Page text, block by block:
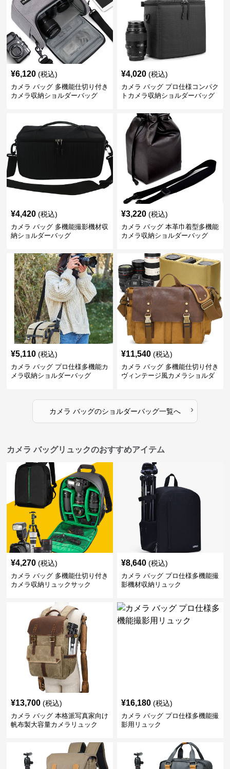
¥6,120 (税込)
カメラ バッグ 多機能仕切り付き
カメラ収納ショルダーバッグ
¥4,020 (税込)
カメラ バッグ プロ仕様コンパク
トカメラ収納ショルダーバッグ
¥4,420 (税込)
カメラ バッグ 多機能撮影機材収
納ショルダーバッグ
¥3,220 (税込)
カメラ バッグ 本革巾着型多機能
カメラ収納ショルダーバッグ
¥5,110 (税込)
カメラ バッグ プロ仕様多機能カ
メラ収納ショルダーバッグ
¥11,540 (税込)
カメラ バッグ 多機能仕切り付き
ヴィンテージ風カメラショルダ
カメラ バッグのショルダーバッグ一覧へ ›
カメラ バッグリュックのおすすめアイテム
¥4,270 (税込)
カメラ バッグ 多機能仕切り付き
カメラ収納リュックサック
¥8,640 (税込)
カメラ バッグ プロ仕様多機能撮
影機材収納リュック
¥13,700 (税込)
カメラ バッグ 本格派写真家向け
帆布製大容量カメラリュック
¥16,180 (税込)
カメラ バッグ プロ仕様多機能撮
影用リュック